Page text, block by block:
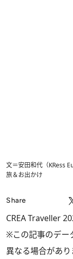
文＝安田和代（KRess
旅＆お出かけ
Share
CREA Traveller
※この記事のデー
異なる場合があり